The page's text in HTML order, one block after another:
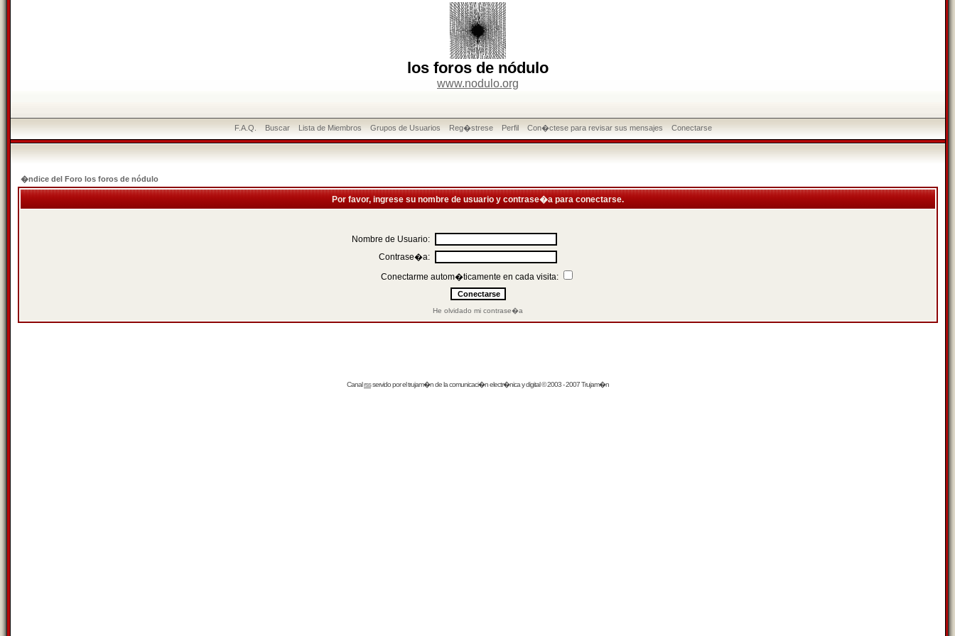
los foros de nódulo
www.nodulo.org
F.A.Q. Buscar Lista de Miembros Grupos de Usuarios Reg�strese Perfil Con�ctese para revisar sus mensajes Conectarse
�ndice del Foro los foros de nódulo
Por favor, ingrese su nombre de usuario y contrase�a para conectarse.
Nombre de Usuario:
Contrase�a:
Conectarme autom�ticamente en cada visita:
He olvidado mi contrase�a
Canalrssservido por eltrujam�nde la comunicaci�n electr�nica y digital © 2003 - 2007 Trujam�n